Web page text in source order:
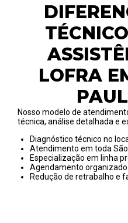
LOFRA
Nosso modelo de
técnica, análise detalhada e
Diagnóstico técnico no
Atendimento em toda
Especialização em linha
Agendamento organizado
Redução de retrabalho e